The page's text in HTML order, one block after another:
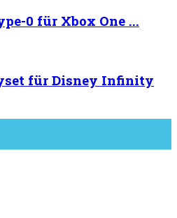
0 für Xbox One ...
für Disney Infinity